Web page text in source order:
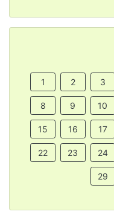
1 2 3
8 9 10
15 16 17
22 23 24
29